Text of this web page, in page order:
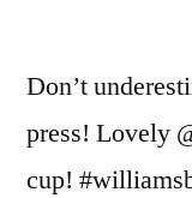
Don’t
press! Lovely
cup!